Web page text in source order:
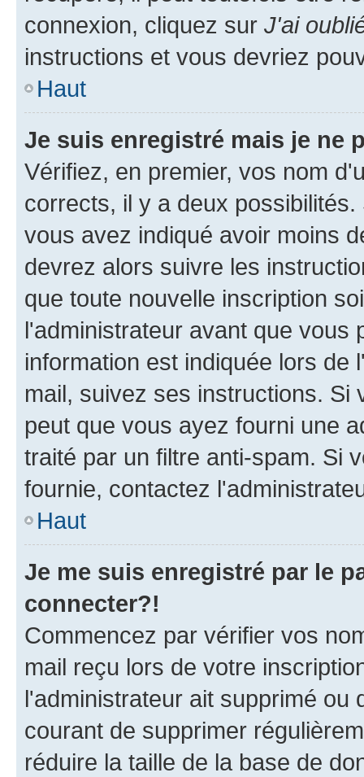
connexion, cliquez sur J'ai
instructions et vous devriez
Haut
Je suis enregistré mais je ne
Vérifiez, en premier, vos nom
corrects, il y a deux
vous avez indiqué avoir moins
devrez alors suivre les
que toute nouvelle inscription
l'administrateur avant que vous
information est indiquée lors
mail, suivez ses instructions.
peut que vous ayez fourni une
traité par un filtre anti-spam. Si
fournie, contactez
Haut
Je me suis enregistré par le
connecter?!
Commencez par vérifier vos
mail reçu lors de votre
l'administrateur ait supprimé ou
courant de supprimer
réduire la taille de la base de